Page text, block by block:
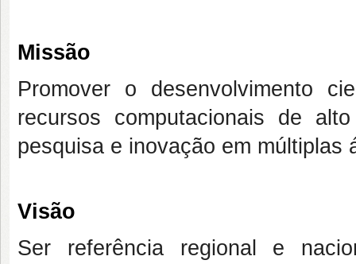
Missão
Promover o desenvolvimento
recursos computacionais de
pesquisa e inovação em múltiplas
Visão
Ser referência regional e